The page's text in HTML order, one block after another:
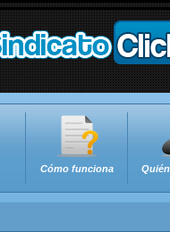
Cómo funciona